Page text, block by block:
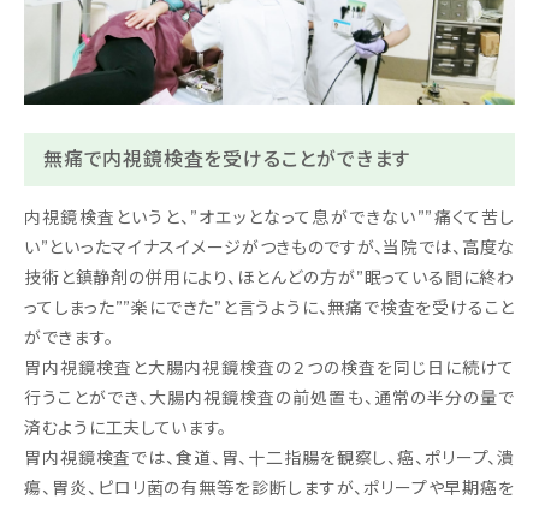
無痛で内視鏡検査を受けることができます
内視鏡検査というと、”オエッとなって息ができない””痛くて苦し
い”といったマイナスイメージがつきものですが、当院では、高度な
技術と鎮静剤の併用により、ほとんどの方が”眠っている間に終わ
ってしまった””楽にできた”と言うように、無痛で検査を受けること
ができます。
胃内視鏡検査と大腸内視鏡検査の２つの検査を同じ日に続けて
行うことができ、大腸内視鏡検査の前処置も、通常の半分の量で
済むように工夫しています。
胃内視鏡検査では、食道、胃、十二指腸を観察し、癌、ポリープ、潰
瘍、胃炎、ピロリ菌の有無等を診断しますが、ポリープや早期癌を